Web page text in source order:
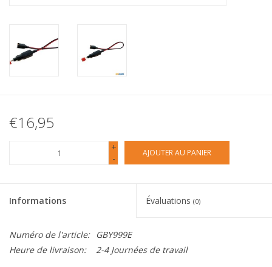
€16,95
+
-
AJOUTER AU PANIER
Informations Évaluations (0)
Numéro de l'article:
GBY999E
Heure de livraison:
2-4 Journées de travail